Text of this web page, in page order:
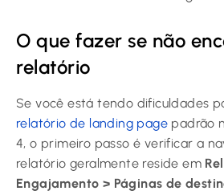
O que fazer se não
relatório
Se você está tendo dificuldades
relatório de landing page padrão
4, o primeiro passo é verificar a
relatório geralmente reside em
Engajamento > Páginas de